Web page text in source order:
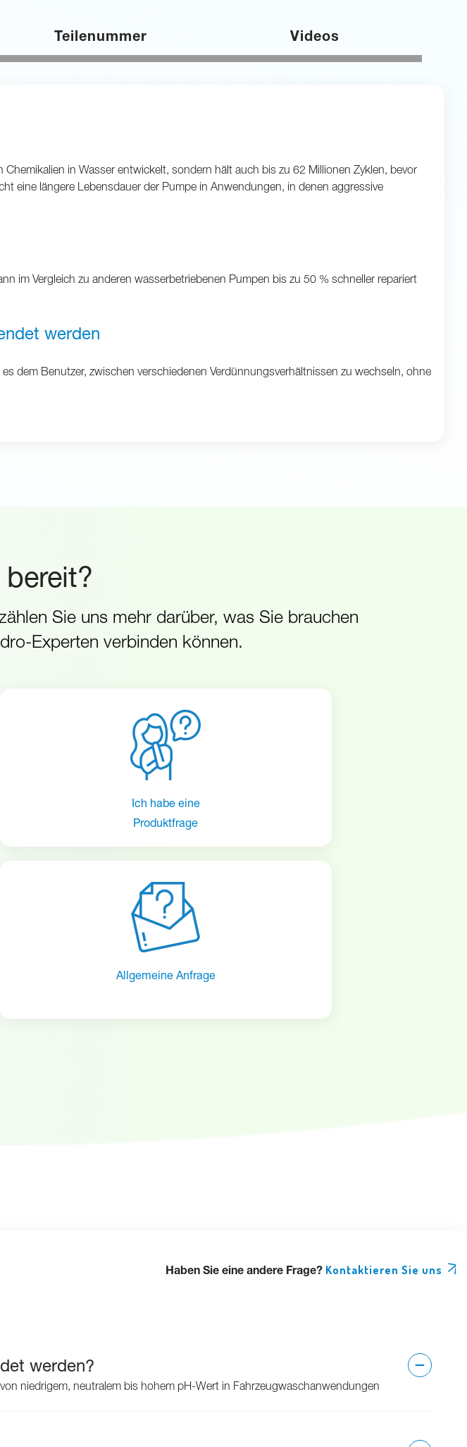
Teilenummer Videos
in Wasser entwickelt, sondern hält auch bis zu 62 Millionen Zyklen, bevor
eine längere Lebensdauer der Pumpe in Anwendungen, in denen aggressive
im Vergleich zu anderen wasserbetriebenen Pumpen bis zu 50 % schneller repariert
werden
dem Benutzer, zwischen verschiedenen Verdünnungsverhältnissen zu wechseln, ohne
Sie uns mehr darüber, was Sie brauchen
Experten verbinden können.
Ich habe eine
Produktfrage
Allgemeine Anfrage
Haben Sie eine andere Frage? Kontaktieren Sie uns
werden?
niedrigem, neutralem bis hohem pH-Wert in Fahrzeugwaschanwendungen